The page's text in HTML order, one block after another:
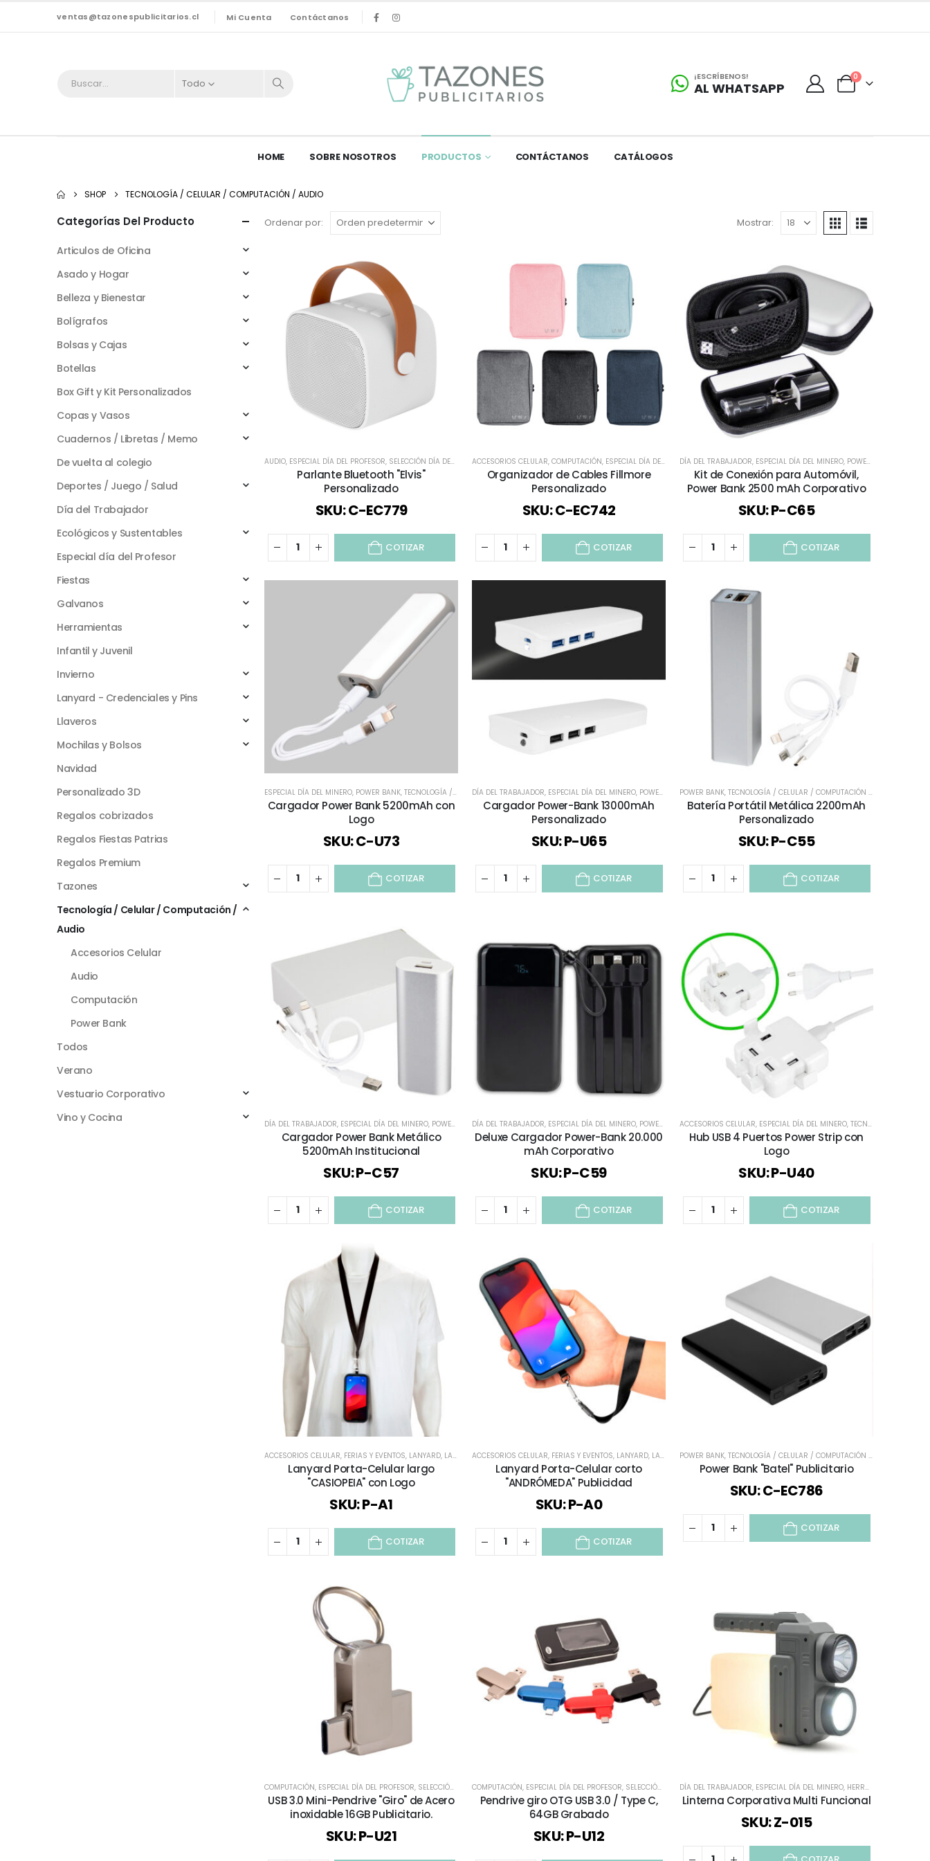
ventas@tazonespublicitarios.cl Mi Cuenta Contáctanos
Todo
¡ESCRÍBENOS!
AL WHATSAPP
0
HOME SOBRE NOSOTROS PRODUCTOS CONTÁCTANOS CATÁLOGOS
SHOP TECNOLOGÍA / CELULAR / COMPUTACIÓN / AUDIO
Ordenar por: Mostrar:
AUDIO, ESPECIAL DÍA DEL PROFESOR, SELECCIÓN DÍA DEL PROFESOR ,TECNOLOGÍA / CELULAR / COMPUTACIÓN / AUDIO
Parlante Bluetooth "Elvis"
Personalizado
SKU: C-EC779
COTIZAR
ACCESORIOS CELULAR, COMPUTACIÓN, ESPECIAL DÍA DEL MINERO ,ESTUCHES Y NECESSAIRE,MOCHILAS Y BOLSOS,SELECCIÓN DÍA DEL
Organizador de Cables Fillmore
Personalizado
SKU: C-EC742
COTIZAR
DÍA DEL TRABAJADOR, ESPECIAL DÍA DEL MINERO, POWER BANK
Kit de Conexión para Automóvil,
Power Bank 2500 mAh Corporativo
SKU: P-C65
COTIZAR
ESPECIAL DÍA DEL MINERO, POWER BANK, TECNOLOGÍA / CELULAR / COMPUTACIÓN / AUDIO
Cargador Power Bank 5200mAh con
Logo
SKU: C-U73
COTIZAR
DÍA DEL TRABAJADOR, ESPECIAL DÍA DEL MINERO, POWER BANK ,TECNOLOGÍA / CELULAR / COMPUTACIÓN / AUDIO
Cargador Power-Bank 13000mAh
Personalizado
SKU: P-U65
COTIZAR
POWER BANK, TECNOLOGÍA / CELULAR / COMPUTACIÓN / AUDIO
Batería Portátil Metálica 2200mAh
Personalizado
SKU: P-C55
COTIZAR
DÍA DEL TRABAJADOR, ESPECIAL DÍA DEL MINERO, POWER BANK ,TECNOLOGÍA / CELULAR / COMPUTACIÓN / AUDIO
Cargador Power Bank Metálico
5200mAh Institucional
SKU: P-C57
COTIZAR
DÍA DEL TRABAJADOR, ESPECIAL DÍA DEL MINERO, POWER BANK ,REGALOS PREMIUM,SELECCIÓN DÍA DEL PROFESOR,TECNOLOGÍA /
Deluxe Cargador Power-Bank 20.000
mAh Corporativo
SKU: P-C59
COTIZAR
ACCESORIOS CELULAR, ESPECIAL DÍA DEL MINERO, TECNOLOGÍA / CELULAR / COMPUTACIÓN / AUDIO
Hub USB 4 Puertos Power Strip con
Logo
SKU: P-U40
COTIZAR
ACCESORIOS CELULAR, FERIAS Y EVENTOS, LANYARD, LANYARD - CREDENCIALES Y PINS ,TODOS
Lanyard Porta-Celular largo
"CASIOPEIA" con Logo
SKU: P-A1
COTIZAR
ACCESORIOS CELULAR, FERIAS Y EVENTOS, LANYARD, LANYARD - CREDENCIALES Y PINS ,TODOS
Lanyard Porta-Celular corto
"ANDRÓMEDA" Publicidad
SKU: P-A0
COTIZAR
POWER BANK, TECNOLOGÍA / CELULAR / COMPUTACIÓN / AUDIO
Power Bank "Batel" Publicitario
SKU: C-EC786
COTIZAR
COMPUTACIÓN, ESPECIAL DÍA DEL PROFESOR, SELECCIÓN DÍA DEL PROFESOR , TECNOLOGÍA / CELULAR / COMPUTACIÓN / AUDIO
USB 3.0 Mini-Pendrive "Giro" de Acero
inoxidable 16GB Publicitario.
SKU: P-U21
COMPUTACIÓN, ESPECIAL DÍA DEL PROFESOR, SELECCIÓN DÍA DEL PROFESOR ,TECNOLOGÍA / CELULAR / COMPUTACIÓN / AUDIO
Pendrive giro OTG USB 3.0 / Type C,
64GB Grabado
SKU: P-U12
DÍA DEL TRABAJADOR, ESPECIAL DÍA DEL MINERO, HERRAMIENTAS
Linterna Corporativa Multi Funcional
SKU: Z-015
Categorías Del Producto
Articulos de Oficina
Asado y Hogar
Belleza y Bienestar
Bolígrafos
Bolsas y Cajas
Botellas
Box Gift y Kit Personalizados
Copas y Vasos
Cuadernos / Libretas / Memo
De vuelta al colegio
Deportes / Juego / Salud
Día del Trabajador
Ecológicos y Sustentables
Especial día del Profesor
Fiestas
Galvanos
Herramientas
Infantil y Juvenil
Invierno
Lanyard - Credenciales y Pins
Llaveros
Mochilas y Bolsos
Navidad
Personalizado 3D
Regalos cobrizados
Regalos Fiestas Patrias
Regalos Premium
Tazones
Tecnología / Celular / Computación /
Audio
Accesorios Celular
Audio
Computación
Power Bank
Todos
Verano
Vestuario Corporativo
Vino y Cocina